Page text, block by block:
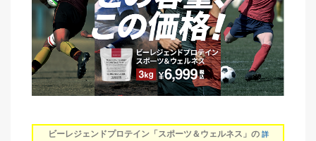
ビーレジェンドプロテイン「スポーツ＆ウェルネス」の 詳